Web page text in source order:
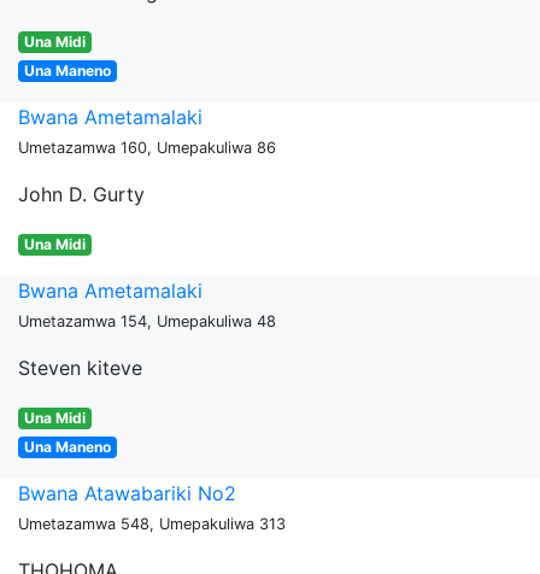
Una Midi
Una Maneno
Bwana Ametamalaki
Umetazamwa 160, Umepakuliwa 86
John D. Gurty
Una Midi
Bwana Ametamalaki
Umetazamwa 154, Umepakuliwa 48
Steven kiteve
Una Midi
Una Maneno
Bwana Atawabariki No2
Umetazamwa 548, Umepakuliwa 313